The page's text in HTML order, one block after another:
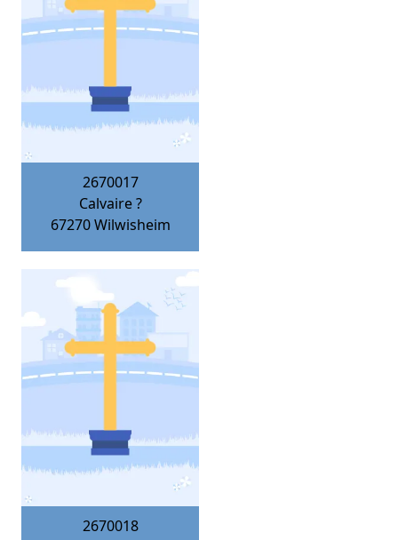
2670017
Calvaire ?
67270 Wilwisheim
2670018